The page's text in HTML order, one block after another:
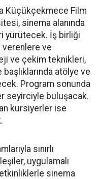
Küçükçekmece Film
sinema alanında
yürütecek. İş birliği
ve
ve çekim teknikleri,
atölye ve
Program sonunda
seyirciyle buluşacak.
kursiyerler ise
sınırlı
uygulamalı
sinema